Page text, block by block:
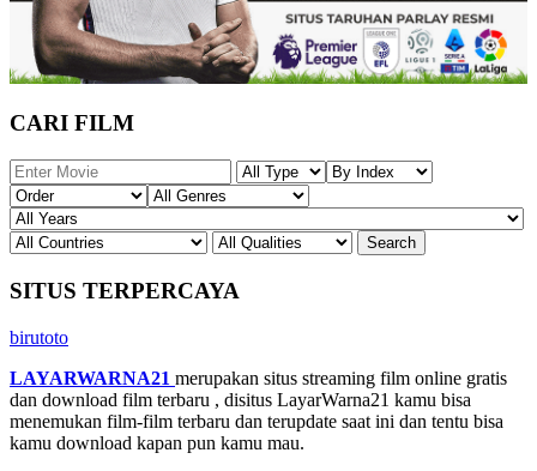
CARI FILM
SITUS TERPERCAYA
birutoto
LAYARWARNA21 merupakan situs streaming film online gratis
dan download film terbaru , disitus LayarWarna21 kamu bisa
menemukan film-film terbaru dan terupdate saat ini dan tentu bisa
kamu download kapan pun kamu mau.